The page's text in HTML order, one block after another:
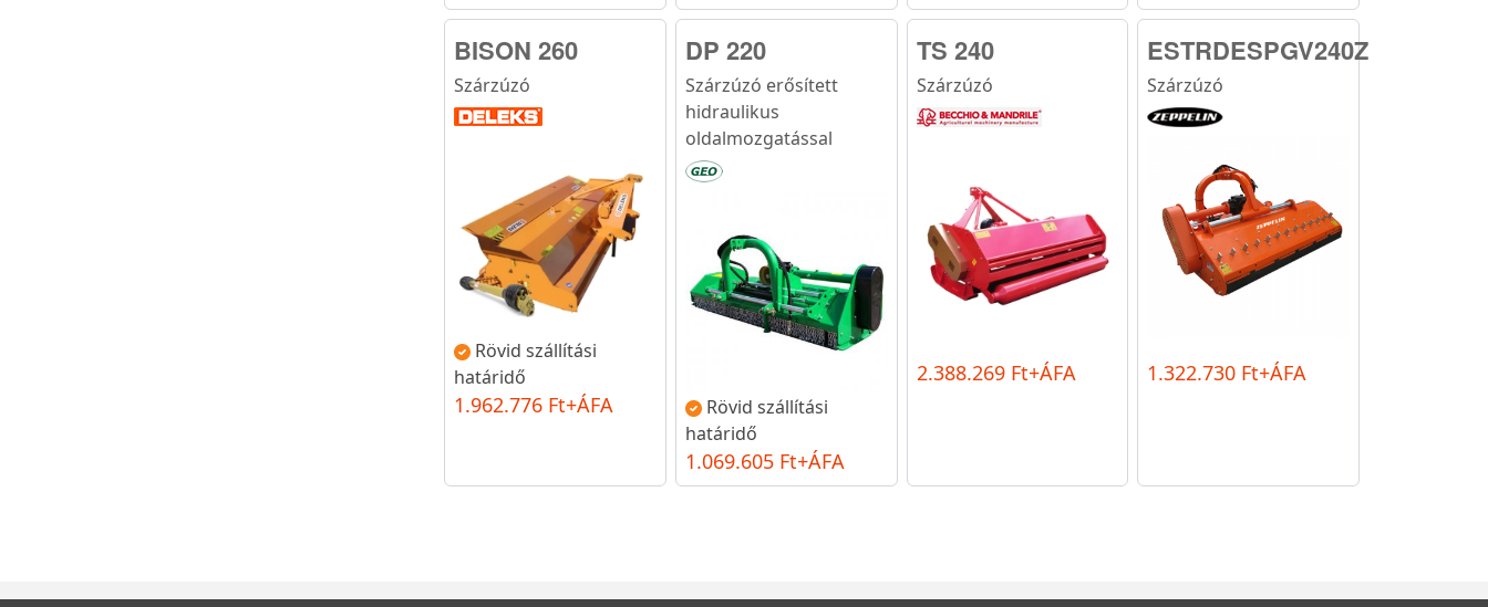
BISON 260
Szárzúzó
Rövid szállítási
határidő
1.962.776 Ft+ÁFA
DP 220
Szárzúzó erősített
hidraulikus
oldalmozgatással
Rövid szállítási
határidő
1.069.605 Ft+ÁFA
TS 240
Szárzúzó
2.388.269 Ft+ÁFA
ESTRDESPGV240Z
Szárzúzó
1.322.730 Ft+ÁFA